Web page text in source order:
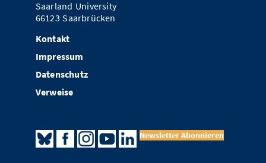
Saarland University
66123 Saarbrücken
Kontakt
Impressum
Datenschutz
Verweise
Newsletter Abonnieren